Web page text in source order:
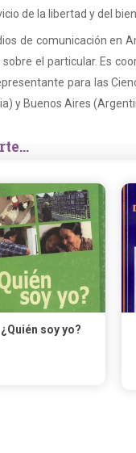
de la libertad y del
de comunicación en
el particular. Es
para las
y Buenos Aires
¿Quién soy yo?